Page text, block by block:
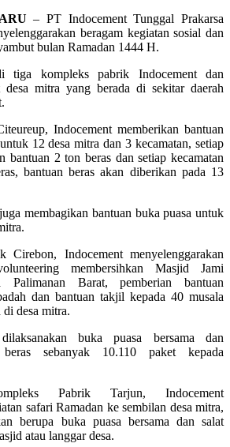
– PT Indocement Tunggal Prakarsa
beragam kegiatan sosial dan
bulan Ramadan 1444 H.
tiga kompleks pabrik Indocement dan
desa mitra yang berada di sekitar daerah
Indocement memberikan bantuan
12 desa mitra dan 3 kecamatan, setiap
bantuan 2 ton beras dan setiap kecamatan
bantuan beras akan diberikan pada 13
membagikan bantuan buka puasa untuk
Cirebon, Indocement menyelenggarakan
membersihkan Masjid Jami
Palimanan Barat, pemberian bantuan
dan bantuan takjil kepada 40 musala
desa mitra.
buka puasa bersama dan
beras sebanyak 10.110 paket kepada
Pabrik Tarjun, Indocement
safari Ramadan ke sembilan desa mitra,
berupa buka puasa bersama dan salat
atau langgar desa.